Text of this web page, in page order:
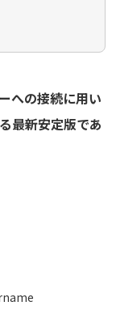
への接続に用い
最新安定版であ